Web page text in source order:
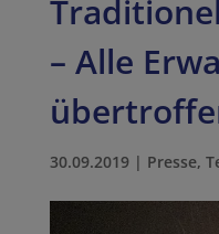
– Alle
30.09.2019| Presse,